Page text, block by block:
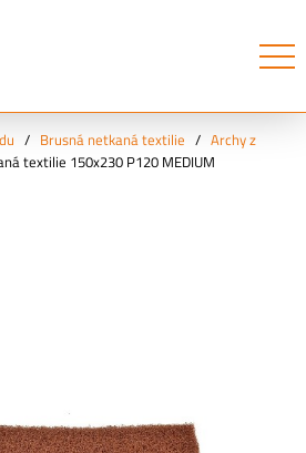
/ Brusná netkaná textilie / Archy z
textilie 150x230 P120 MEDIUM